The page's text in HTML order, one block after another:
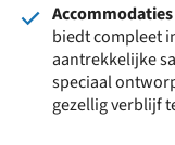
biedt compleet
aantrekkelijke
speciaal
gezellig verblijf